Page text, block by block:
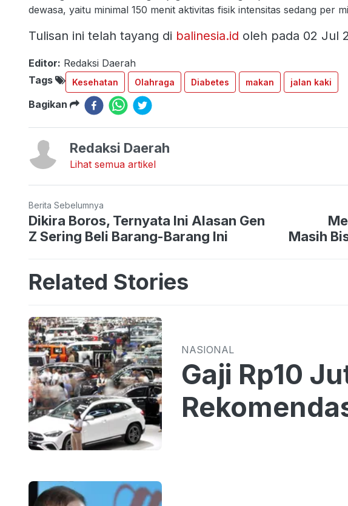
dewasa, yaitu minimal 150 menit aktivitas fisik intensitas sedang per
Tulisan ini telah tayang di balinesia.id oleh pada 02 Jul
Editor: Redaksi Daerah
Tags
Kesehatan Olahraga Diabetes makan jalan kaki
Bagikan
Redaksi Daerah
Lihat semua artikel
Berita Sebelumnya
Dikira Boros, Ternyata Ini Alasan Gen
Z Sering Beli Barang-Barang Ini
Masih
Related Stories
NASIONAL
Gaji Rp10